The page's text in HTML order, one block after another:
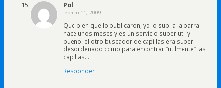
Pol
febrero 11, 2009
Que bien que lo publicaron, yo lo subi a la barra
hace unos meses y es un servicio super util y
bueno, el otro buscador de capillas era super
desordenado como para encontrar “utilmente” las
capillas…
Responder